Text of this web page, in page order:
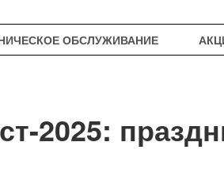
ОБСЛУЖИВАНИЕ
2025: